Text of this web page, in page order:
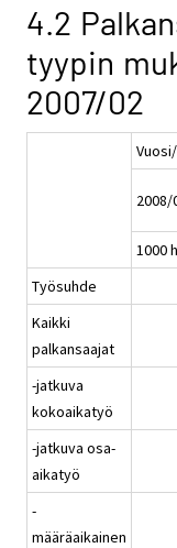
4.2
tyypin
2007/02
2008/
1000
Työsuhde
Kaikki
palkansaajat
-jatkuva
kokoaikatyö
-jatkuva osa-
aikatyö
-
määräaikainen